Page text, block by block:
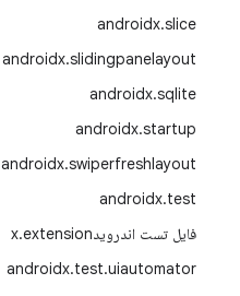
androidx.slice
androidx.slidingpanelayout
androidx.sqlite
androidx.startup
androidx.swiperfreshlayout
androidx.test
فایل تست اندرویدx
.extension
androidx.test.uiautomator